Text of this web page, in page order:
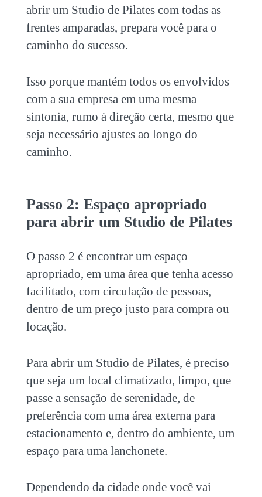
abrir um Studio de Pilatescom todas as
frentes amparadas, prepara você para o
caminho do sucesso.
Isso porque mantém todos os envolvidos
com a sua empresa em uma mesma
sintonia, rumo à direção certa, mesmo que
seja necessário ajustes ao longo do
caminho.
Passo 2: Espaço apropriado
para abrir um Studio de Pilates
O passo 2 é encontrar um espaço
apropriado, em uma área que tenha acesso
facilitado, com circulação de pessoas,
dentro de um preço justo para compra ou
locação.
Para abrir um Studio de Pilates, é preciso
que seja um local climatizado, limpo, que
passe a sensação de serenidade, de
preferência com uma área externa para
estacionamento e, dentro do ambiente, um
espaço para uma lanchonete.
Dependendo da cidade onde você vai